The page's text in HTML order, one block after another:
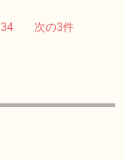
34 次の3件